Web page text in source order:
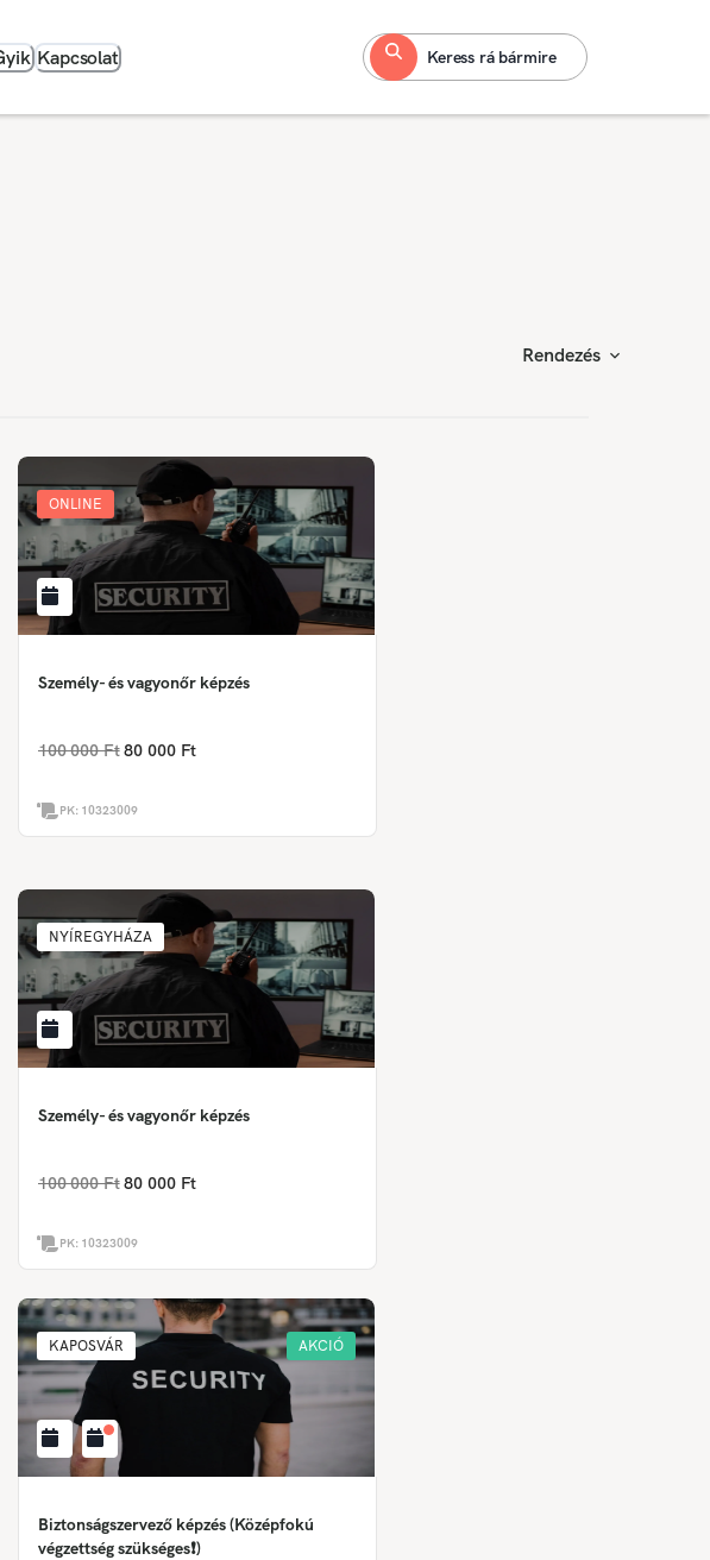
Kapcsolat Keress rá bármire
Rendezés
ONLINE
Személy- és vagyonőr képzés
100 000 Ft 80 000 Ft
PK: 10323009
NYÍREGYHÁZA
Személy- és vagyonőr képzés
100 000 Ft 80 000 Ft
PK: 10323009
KAPOSVÁR AKCIÓ
Biztonságszervező képzés (Középfokú
végzettség szükséges❗)